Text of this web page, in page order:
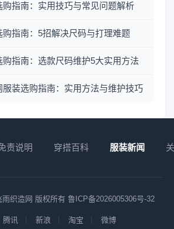
指南：实用技巧与常见问题解析
指南：5招解决尺码与打理难题
指南：选款尺码维护5大实用方法
装选购指南：实用方法与维护技巧
责说明 穿搭百科 服装新闻
织造网 版权所有 鲁ICP备2026005306号-32
腾讯 新浪 淘宝 微博